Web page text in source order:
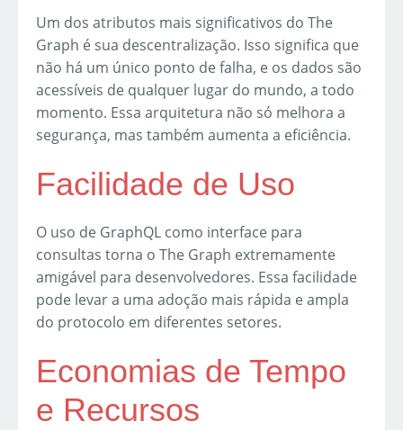
Um dos atributos mais significativos do The
Graph é sua descentralização. Isso significa que
não há um único ponto de falha, e os dados são
acessíveis de qualquer lugar do mundo, a todo
momento. Essa arquitetura não só melhora a
segurança, mas também aumenta a eficiência.
Facilidade de Uso
O uso de GraphQL como interface para
consultas torna o The Graph extremamente
amigável para desenvolvedores. Essa facilidade
pode levar a uma adoção mais rápida e ampla
do protocolo em diferentes setores.
Economias de Tempo
e Recursos